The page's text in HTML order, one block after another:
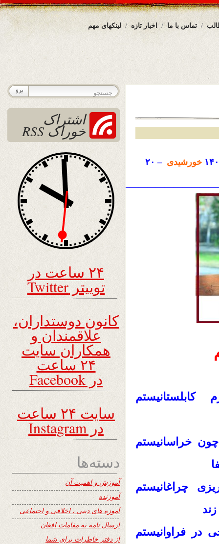
لینکهای مهم اخبار تازه تماس با ما
خورشیدی – ۲۰
کابلستانیستم
چون خراسانیستم
چراغانیستم
در فراوانیستم
اشتراک
خوراک RSS
۲۴ ساعت در
توییتر Twitter
کانون دوستداران،
علاقمندان و
همکاران سایت
۲۴ ساعت
در Facebook
سایت ۲۴ ساعت
در Instagram
دسته‌ها
آموزش و اهمیت آن
آموزنده
آموزه های دینی ، اخلاقی و اجتماعی
ارسال نامه به مقامات افغان
از دفتر خاطرات برای شما